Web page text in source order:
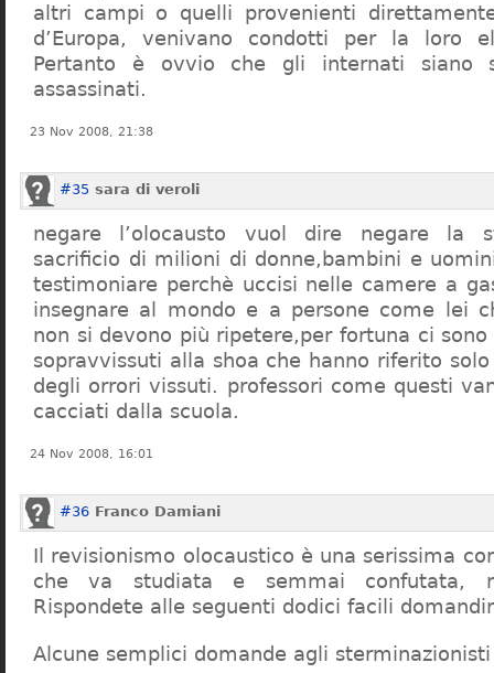
altri campi o quelli provenienti
d’Europa, venivano condotti per la loro
Pertanto è ovvio che gli internati siano
assassinati.
23 Nov 2008, 21:38
#35 sara di veroli
negare l’olocausto vuol dire negare la
sacrificio di milioni di donne,bambini e
testimoniare perchè uccisi nelle camere a
insegnare al mondo e a persone come lei
non si devono più ripetere,per fortuna ci
sopravvissuti alla shoa che hanno riferito
degli orrori vissuti. professori come questi
cacciati dalla scuola.
24 Nov 2008, 16:01
#36 Franco Damiani
Il revisionismo olocaustico è una serissima
che va studiata e semmai confutata,
Rispondete alle seguenti dodici facili
Alcune semplici domande agli sterminazionisti